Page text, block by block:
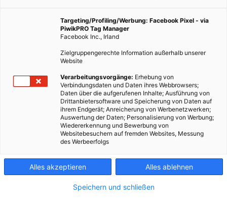
Targeting/Profiling/Werbung: Facebook Pixel - via
PiwikPRO Tag Manager
Facebook Inc., Irland
Zielgruppengerechte Information außerhalb unserer
Website
Verarbeitungsvorgänge: Erhebung von
Verbindungsdaten und Daten ihres Webbrowsers;
Daten über die aufgerufenen Inhalte; Ausführung von
Drittanbietersoftware und Speicherung von Daten auf
ihrem Endgerät; Anreicherung von Werbenetzwerken;
Auswertung der Daten; Personalisierung von Werbung;
Wiedererkennung und Bewerbung von
Websitebesuchern auf fremden Websites, Messung
des Werbeerfolgs
Alles akzeptieren Alles ablehnen
Speichern und schließen